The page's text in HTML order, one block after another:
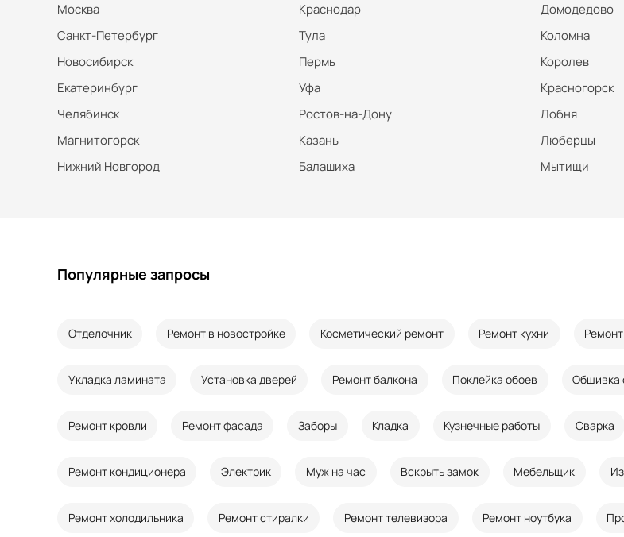
Москва
Санкт-Петербург
Новосибирск
Екатеринбург
Челябинск
Магнитогорск
Нижний Новгород
Краснодар
Тула
Пермь
Уфа
Ростов-на-Дону
Казань
Балашиха
Домодедово
Коломна
Королев
Красногорск
Лобня
Люберцы
Мытищи
Популярные запросы
Отделочник Ремонт в новостройке Косметический ремонт Ремонт кухни
Укладка ламината Установка дверей Ремонт балкона Поклейка обоев Обшивка
Ремонт кровли Ремонт фасада Заборы Кладка Кузнечные работы Сварка
Ремонт кондиционера Электрик Муж на час Вскрыть замок Мебельщик
Ремонт холодильника Ремонт стиралки Ремонт телевизора Ремонт ноутбука